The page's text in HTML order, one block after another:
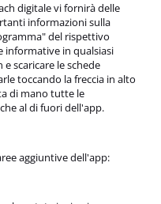
digitale vi fornirà delle
informazioni sulla
del rispettivo
informative in qualsiasi
scaricare le schede
toccando la freccia in alto
di mano tutte le
al di fuori dell'app.
aggiuntive dell'app: